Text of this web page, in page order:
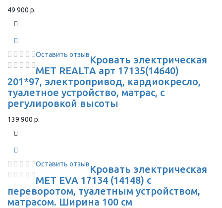
49 900 р.
Оставить отзывКровать электрическая
МЕТ REALTA арт 17135(14640)
201*97, электропривод, кардиокресло,
туалетное устройство, матрас, с
регулировкой высоты
139 900 р.
Оставить отзывКровать электрическая
MET EVA 17134 (14148) с
переворотом, туалетным устройством,
матрасом. Ширина 100 см